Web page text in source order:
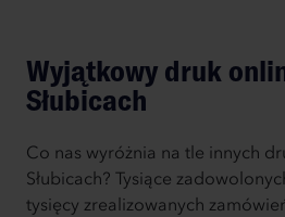
Wyjątkowy druk
Słubicach
Co nas wyróżnia na tle innych
Słubicach? Tysiące
tysięcy zrealizowanych